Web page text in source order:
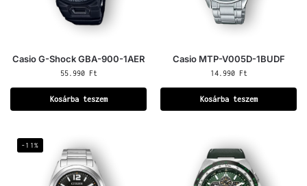
Casio G-Shock GBA-900-1AER
55.990 Ft
Kosárba teszem
Casio MTP-V005D-1BUDF
14.990 Ft
Kosárba teszem
-11%